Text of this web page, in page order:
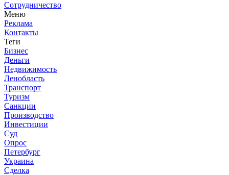
Сотрудничество
Меню
Реклама
Контакты
Теги
Бизнес
Деньги
Недвижимость
Ленобласть
Транспорт
Туризм
Санкции
Производство
Инвестиции
Суд
Опрос
Петербург
Украина
Сделка